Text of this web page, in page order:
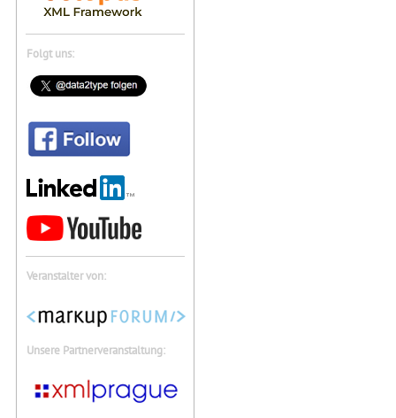
Folgt uns:
Veranstalter von:
Unsere Partnerveranstaltung: